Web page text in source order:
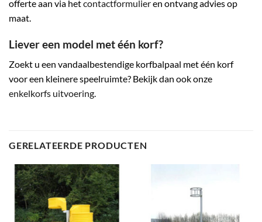
offerte aan via hetcontactformulieren ontvang advies op
maat.
Liever een model met één korf?
Zoekt u een vandaalbestendige korfbalpaal met één korf
voor een kleinere speelruimte? Bekijk dan ook onze
enkelkorfs uitvoering.
GERELATEERDE PRODUCTEN